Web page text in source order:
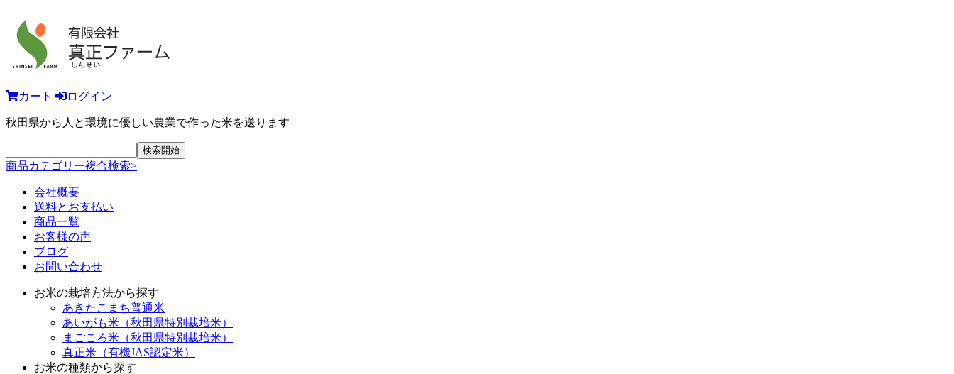
カート ログイン
秋田県から人と環境に優しい農業で作った米を送ります
商品カテゴリー複合検索>
会社概要
送料とお支払い
商品一覧
お客様の声
ブログ
お問い合わせ
お米の栽培方法から探す
あきたこまち普通米
あいがも米（秋田県特別栽培米）
まごころ米（秋田県特別栽培米）
真正米（有機JAS認定米）
お米の種類から探す